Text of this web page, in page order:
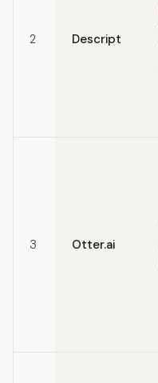
2 Descript
3 Otter.ai